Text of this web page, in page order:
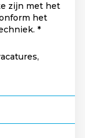
zijn met het
het